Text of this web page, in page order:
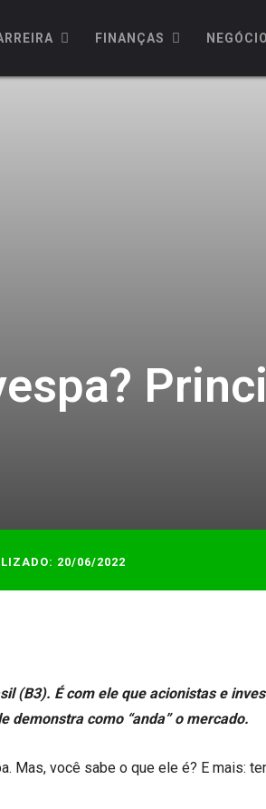
FINANÇAS
20/06/2022
(B3). É com ele que acionistas e
demonstra como “anda” o mercado.
Mas, você sabe o que ele é? E mais: